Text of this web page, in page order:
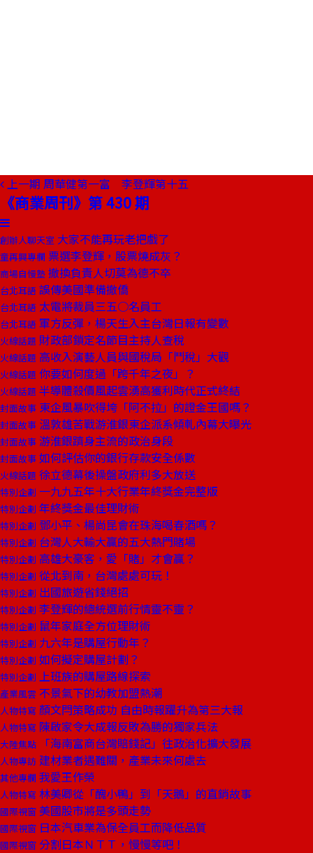
上一期 周華健第一富 李登輝第十五
《商業周刊》第 430 期
創辦人聊天室 大家不能再玩老把戲了
童再興專欄 票選李登輝，股票燒成灰？
商場自慢塾 撤換負責人切莫為德不卒
台北耳語 誤傳美國準備撤僑
台北耳語 太電將裁員三五○名員工
台北耳語 軍方反彈，楊天生入主台灣日報有變數
火線話題 財政部鎖定名節目主持人查稅
火線話題 高收入演藝人員與國稅局「鬥稅」大觀
火線話題 你要如何度過「跨千年之夜」？
火線話題 半導體殺價風起雲湧高獲利時代正式終結
封面故事 東企風暴吹得垮「阿不拉」的證金王國嗎？
封面故事 溫敦雄苦戰游淮銀東企派系傾軋內幕大曝光
封面故事 游淮銀躋身主流的政治身段
封面故事 如何評估你的銀行存款安全係數
火線話題 徐立德幕後操盤政府利多大放送
特別企劃 一九九五年十大行業年終獎金完整版
特別企劃 年終獎金最佳理財術
特別企劃 鄧小平、楊尚昆會在珠海喝春酒嗎？
特別企劃 台灣人大輸大贏的五大熱門賭場
特別企劃 高雄大豪客，愛「賭」才會贏？
特別企劃 從北到南，台灣處處可玩！
特別企劃 出國旅遊省錢絕招
特別企劃 李登輝的總統選前行情靈不靈？
特別企劃 鼠年家庭全方位理財術
特別企劃 九六年是購屋行動年？
特別企劃 如何擬定購屋計劃？
特別企劃 上班族的購屋路線探索
產業風雲 不景氣下的幼教加盟熱潮
人物特寫 顏文閂策略成功 自由時報躍升為第三大報
人物特寫 陳啟家令大成報反敗為勝的獨家兵法
大陸焦點 「海南富商台灣賠錢記」往政治化擴大發展
人物專訪 建材業者遇難關，產業未來何處去
其他專欄 我愛王作榮
人物特寫 林美卿從「醜小鴨」到「天鵝」的直銷故事
國際視窗 美國股市將是多頭走勢
國際視窗 日本汽車業為保全員工而降低品質
國際視窗 分割日本ＮＴＴ，慢慢等吧！